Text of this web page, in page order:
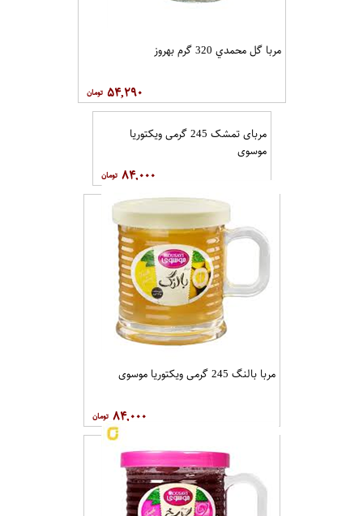
مربا گل محمدي 320 گرم بهروز
۵۴,۲۹۰
مربای تمشک 245 گرمی ویکتوریا
موسوی
۸۴,۰۰۰
مربا بالنگ 245 گرمی ویکتوریا موسوی
۸۴,۰۰۰